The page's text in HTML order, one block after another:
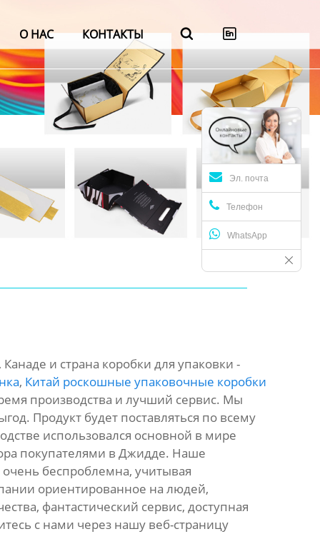
О НАС КОНТАКТЫ  
Эл. почта
Телефон
WhatsApp
и страна коробки для упаковки -
, Китай роскошные упаковочные коробки
производства и лучший сервис. Мы
Продукт будет поставляться по всему
использовался основной в мире
покупателями в Джидде. Наше
беспроблемна, учитывая
ориентированное на людей,
фантастический сервис, доступная
с нами через нашу веб-страницу